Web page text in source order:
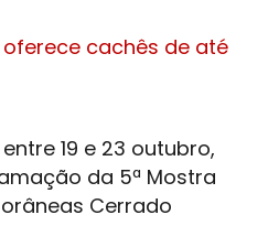
cachês de até
19 e 23 outubro,
da 5ª Mostra
Cerrado